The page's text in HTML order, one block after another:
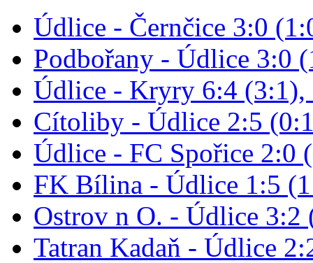
Údlice - Černčice 3:0
Podbořany - Údlice 3:0
Údlice - Kryry 6:4 (3:1),
Cítoliby - Údlice 2:5
Údlice - FC Spořice 2:0
FK Bílina - Údlice 1:5
Ostrov n O. - Údlice 3:2
Tatran Kadaň - Údlice